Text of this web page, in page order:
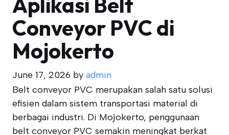
Conveyor PVC di
Mojokerto
June 17, 2026 by admin
Belt conveyor PVC merupakan salah satu solusi
efisien dalam sistem transportasi material di
berbagai industri. Di Mojokerto, penggunaan
belt conveyor PVC semakin meningkat berkat